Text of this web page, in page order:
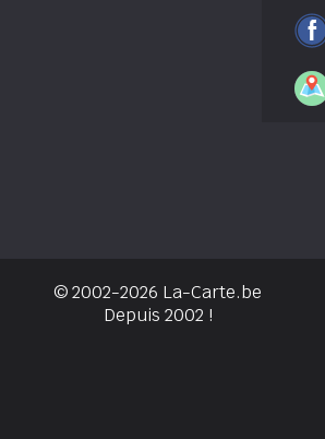
© 2002-2026 La-Carte.be
Depuis 2002 !